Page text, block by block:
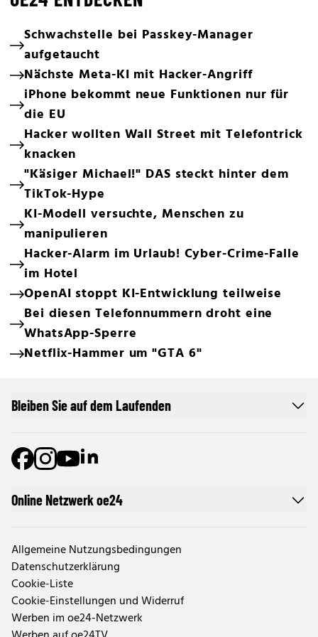
Schwachstelle bei Passkey-Manager
aufgetaucht
Nächste Meta-KI mit Hacker-Angriff
iPhone bekommt neue Funktionen nur für
die EU
Hacker wollten Wall Street mit Telefontrick
knacken
"Käsiger Michael!" DAS steckt hinter dem
TikTok-Hype
KI-Modell versuchte, Menschen zu
manipulieren
Hacker-Alarm im Urlaub! Cyber-Crime-Falle
im Hotel
OpenAI stoppt KI-Entwicklung teilweise
Bei diesen Telefonnummern droht eine
WhatsApp-Sperre
Netflix-Hammer um "GTA 6"
Online Netzwerk oe24
Allgemeine Nutzungsbedingungen
Datenschutzerklärung
Cookie-Liste
Cookie-Einstellungen und Widerruf
Werben im oe24-Netzwerk
Bleiben Sie auf dem Laufenden